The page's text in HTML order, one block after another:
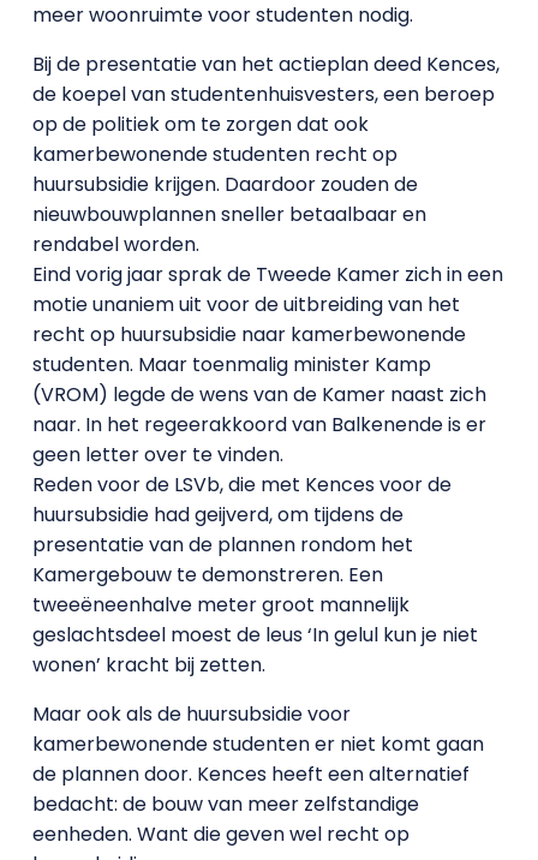
meer woonruimte voor studenten nodig.
Bij de presentatie van het actieplan deed Kences,
de koepel van studentenhuisvesters, een beroep
op de politiek om te zorgen dat ook
kamerbewonende studenten recht op
huursubsidie krijgen. Daardoor zouden de
nieuwbouwplannen sneller betaalbaar en
rendabel worden.
Eind vorig jaar sprak de Tweede Kamer zich in een
motie unaniem uit voor de uitbreiding van het
recht op huursubsidie naar kamerbewonende
studenten. Maar toenmalig minister Kamp
(VROM) legde de wens van de Kamer naast zich
naar. In het regeerakkoord van Balkenende is er
geen letter over te vinden.
Reden voor de LSVb, die met Kences voor de
huursubsidie had geijverd, om tijdens de
presentatie van de plannen rondom het
Kamergebouw te demonstreren. Een
tweeëneenhalve meter groot mannelijk
geslachtsdeel moest de leus ‘In gelul kun je niet
wonen’ kracht bij zetten.
Maar ook als de huursubsidie voor
kamerbewonende studenten er niet komt gaan
de plannen door. Kences heeft een alternatief
bedacht: de bouw van meer zelfstandige
eenheden. Want die geven wel recht op